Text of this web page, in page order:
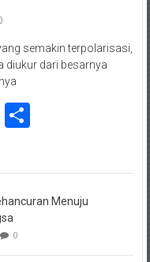
semakin terpolarisasi,
diukur dari besarnya
Share
Menuju
0